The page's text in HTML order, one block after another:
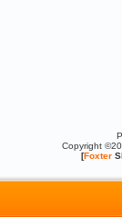
Copyright
[Foxter